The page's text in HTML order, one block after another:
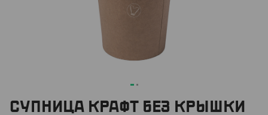
СУПНИЦА КРАФТ БЕЗ КРЫШКИ